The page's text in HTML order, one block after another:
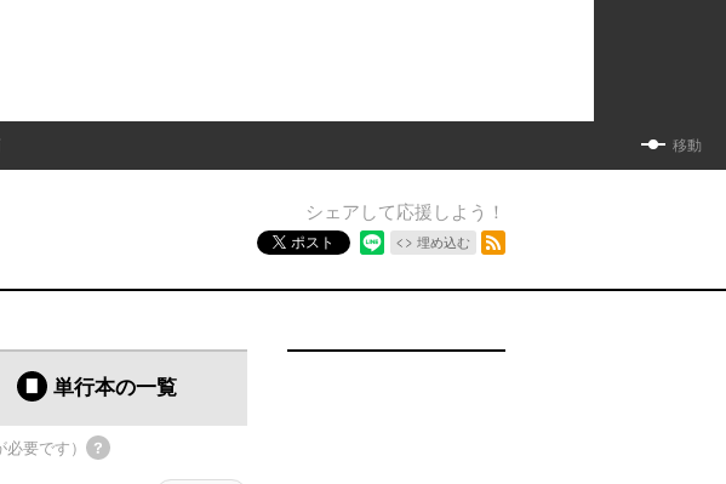
移動
シェアして応援しよう！
ポスト 埋め込む
単行本の一覧
要です）